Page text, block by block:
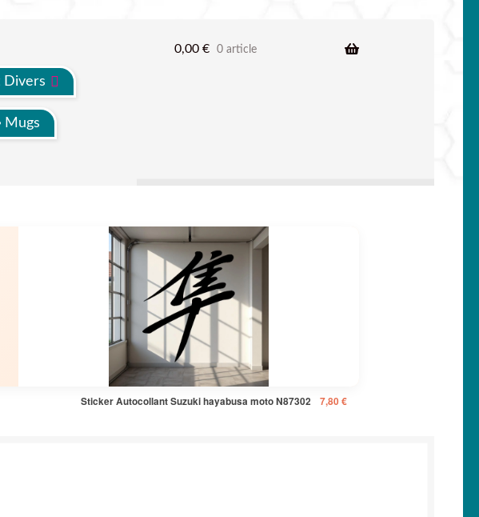
Mugs
0,00 € 0 article
Sticker Autocollant Suzuki hayabusa moto N87302 7,80 €